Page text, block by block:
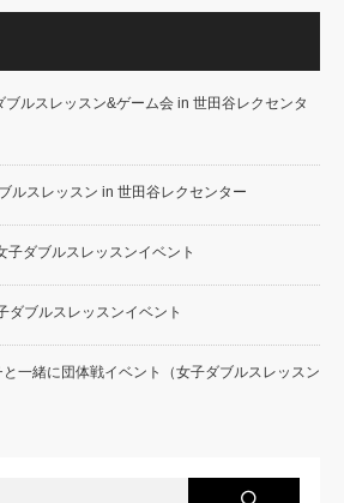
ルスレッスン&ゲーム会 in 世田谷レクセンタ
ルスレッスン in 世田谷レクセンター
ダブルスレッスンイベント
ダブルスレッスンイベント
一緒に団体戦イベント（女子ダブルスレッスン